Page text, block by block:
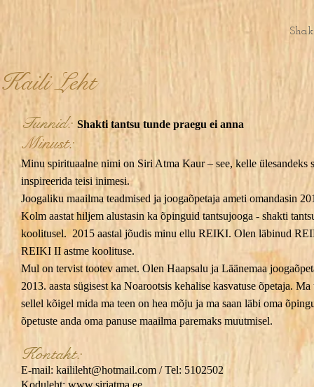
Kaili Leht
Tunnid: Shakti tantsu tunde praegu ei anna
Minust:
Minu spirituaalne nimi on Siri Atma Kaur – see, kelle ülesandeks
inspireerida teisi inimesi.
Joogaliku maailma teadmised ja joogaõpetaja ameti omandasin
Kolm aastat hiljem alustasin ka õpinguid tantsujooga - shakti
koolitusel. 2015 aastal jõudis minu ellu REIKI. Olen läbinud
REIKI II astme koolituse.
Mul on tervist tootev amet. Olen Haapsalu ja Läänemaa
2013. aasta sügisest ka Noarootsis kehalise kasvatuse õpetaja. Ma
sellel kõigel mida ma teen on hea mõju ja ma saan läbi oma
õpetuste anda oma panuse maailma paremaks muutmisel.
Kontakt:
E-mail: kailileht@hotmail.com / Tel: 5102502​
​Koduleht: www.siriatma.ee